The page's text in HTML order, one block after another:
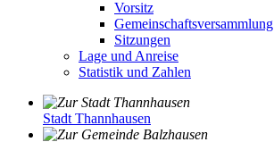
Vorsitz
Gemeinschaftsversammlung
Sitzungen
Lage und Anreise
Statistik und Zahlen
Stadt Thannhausen